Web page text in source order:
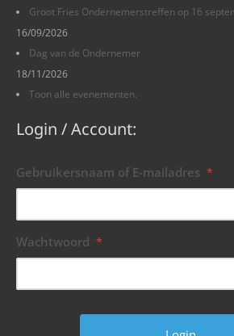
Groot Fries Ondernemerstreffen op 16
16/09/2026
Dag van de Ondernemer
18/11/2026
Toon alle evenementen.
Login / Account:
Gebruikersnaam of E-mailadres *
Wachtwoord *